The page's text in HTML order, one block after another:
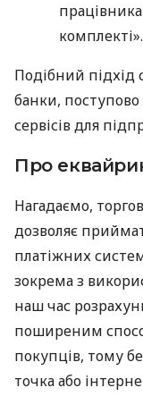
комплекті».
Подібний підхід
банки,
сервісів для
Про
Нагадаємо,
дозволяє
платіжних
зокрема з
наш час
поширеним
покупців, тому
точка або